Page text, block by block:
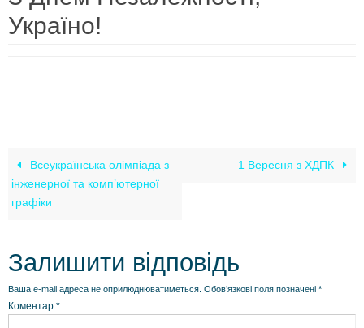
Україно!
Всеукраїнська олімпіада з
інженерної та комп’ютерної
графіки
1 Вересня з ХДПК
Залишити відповідь
Ваша e-mail адреса не оприлюднюватиметься. Обов’язкові поля позначені *
Коментар *